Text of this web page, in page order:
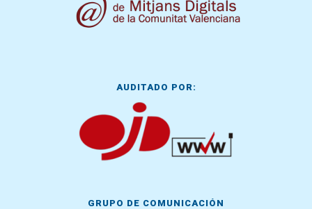
AUDITADO POR:
GRUPO DE COMUNICACIÓN